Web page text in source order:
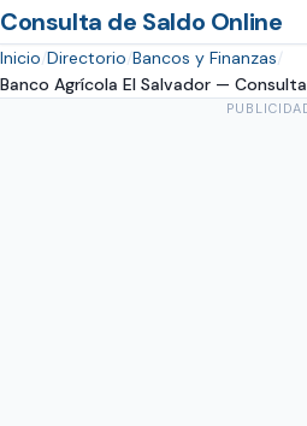
Consulta de Saldo Online
Inicio Directorio Bancos y Finanzas
Banco Agrícola El Salvador —